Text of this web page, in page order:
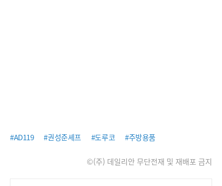
#AD119 #권성준셰프 #도루코 #주방용품
©(주) 데일리안 무단전재 및 재배포 금지